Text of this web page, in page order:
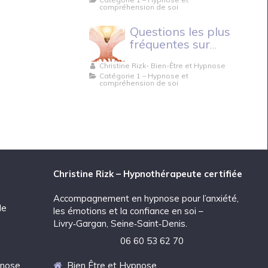
compréhension de soi
Questions les plus
fréquentes sur
Christine Rizk- Bien-Être et Hypnose
Catégorie 1 – Hypnose et
compréhension de soi
Christine Rizk – Hypnothérapeute certifiée
Accompagnement en hypnose pour l’anxiété,
les émotions et la confiance en soi –
Livry‑Gargan, Seine‑Saint‑Denis.
06 60 53 62 70
Bien Être et Hypnose